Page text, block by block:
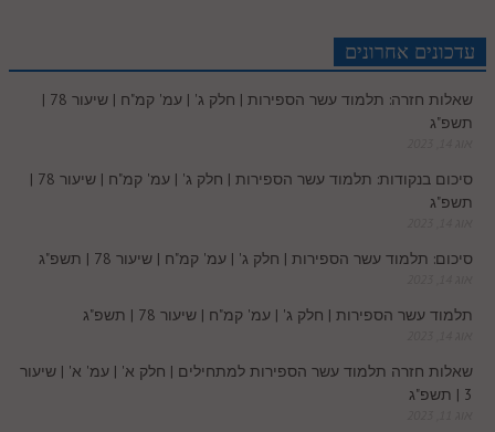
A
p
o
o
r
e
I
e
o
k
l
t
r
e
עדכונים אחרונים
שאלות חזרה: תלמוד עשר הספירות | חלק ג' | עמ' קמ"ח | שיעור 78 |
תשפ"ג
סיכום בנקודות: תלמוד עשר הספירות | חלק ג' | עמ' קמ"ח | שיעור 78 |
תשפ"ג
סיכום: תלמוד עשר הספירות | חלק ג' | עמ' קמ"ח | שיעור 78 | תשפ"ג
תלמוד עשר הספירות | חלק ג' | עמ' קמ"ח | שיעור 78 | תשפ"ג
שאלות חזרה תלמוד עשר הספירות למתחילים | חלק א' | עמ' א' | שיעור
3 | תשפ"ג